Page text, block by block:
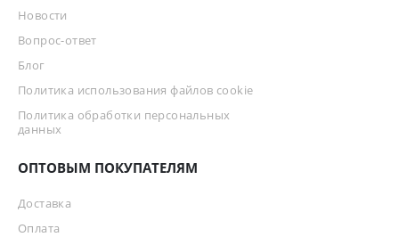
Новости
Вопрос-ответ
Блог
Политика использования файлов cookie
Политика обработки персональных
данных
ОПТОВЫМ ПОКУПАТЕЛЯМ
Доставка
Оплата